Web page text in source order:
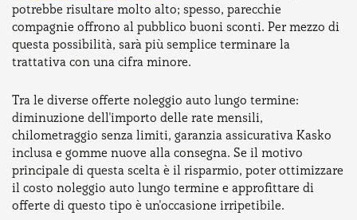
potrebbe risultare molto alto; spesso, parecchie
compagnie offrono al pubblico buoni sconti. Per mezzo di
questa possibilità, sarà più semplice terminare la
trattativa con una cifra minore.
Tra le diverse offerte noleggio auto lungo termine:
diminuzione dell'importo delle rate mensili,
chilometraggio senza limiti, garanzia assicurativa Kasko
inclusa e gomme nuove alla consegna. Se il motivo
principale di questa scelta è il risparmio, poter ottimizzare
il costo noleggio auto lungo termine e approfittare di
offerte di questo tipo è un'occasione irripetibile.